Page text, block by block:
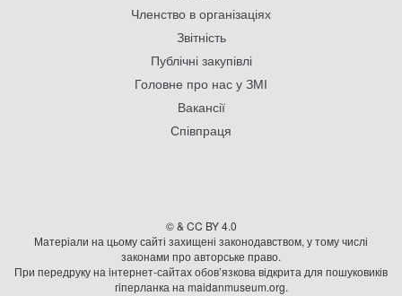
Членство в організаціях
Звітність
Публічні закупівлі
Головне про нас у ЗМІ
Вакансії
Співпраця
© & CC BY 4.0
Матеріали на цьому сайті захищені законодавством, у тому числі
законами про авторське право.
При передруку на iнтернет-сайтах обов’язкова відкрита для пошуковиків
гiперланка на maidanmuseum.org.